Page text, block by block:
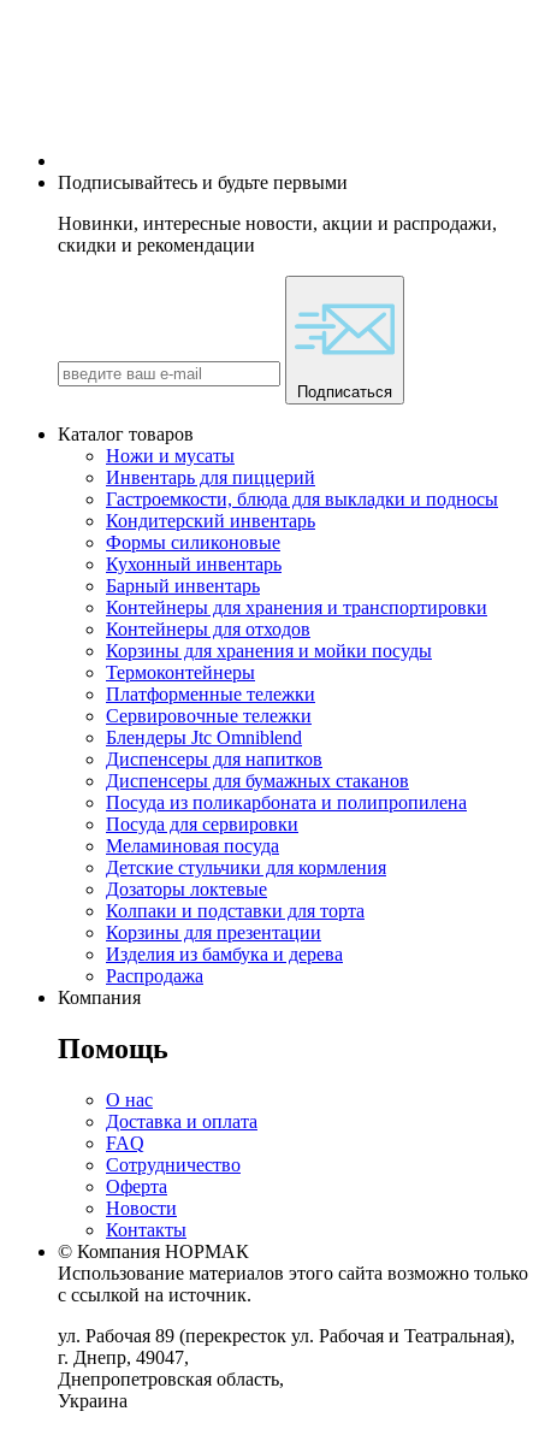
Подписывайтесь и будьте первыми
Новинки, интересные новости, акции и распродажи,
скидки и рекомендации
Подписаться
Каталог товаров
Ножи и мусаты
Инвентарь для пиццерий
Гастроемкости, блюда для выкладки и подносы
Кондитерский инвентарь
Формы силиконовые
Кухонный инвентарь
Барный инвентарь
Контейнеры для хранения и транспортировки
Контейнеры для отходов
Корзины для хранения и мойки посуды
Термоконтейнеры
Платформенные тележки
Сервировочные тележки
Блендеры Jtc Omniblend
Диспенсеры для напитков
Диспенсеры для бумажных стаканов
Посуда из поликарбоната и полипропилена
Посуда для сервировки
Меламиновая посуда
Детские стульчики для кормления
Дозаторы локтевые
Колпаки и подставки для торта
Корзины для презентации
Изделия из бамбука и дерева
Распродажа
Компания
Помощь
О нас
Доставка и оплата
FAQ
Сотрудничество
Оферта
Новости
Контакты
© Компания НОРМАК
Использование материалов этого сайта возможно только
с ссылкой на источник.
ул. Рабочая 89 (перекресток ул. Рабочая и Театральная),
г. Днепр, 49047,
Днепропетровская область,
Украина